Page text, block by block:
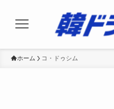
ホーム コ・ドゥシム